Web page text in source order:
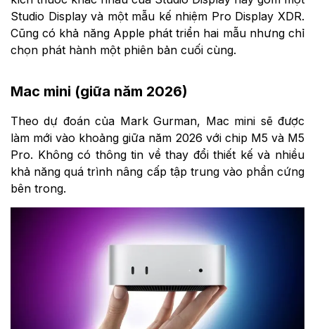
Studio Display và một mẫu kế nhiệm Pro Display XDR.
Cũng có khả năng Apple phát triển hai mẫu nhưng chỉ
chọn phát hành một phiên bản cuối cùng.
Mac mini (giữa năm 2026)
Theo dự đoán của Mark Gurman, Mac mini sẽ được
làm mới vào khoảng giữa năm 2026 với chip M5 và M5
Pro. Không có thông tin về thay đổi thiết kế và nhiều
khả năng quá trình nâng cấp tập trung vào phần cứng
bên trong.